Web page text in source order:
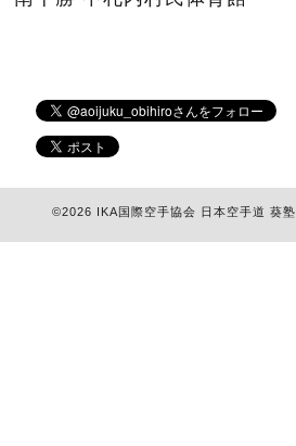
©2026 IKA国際空手協会 日本空手道 葵塾